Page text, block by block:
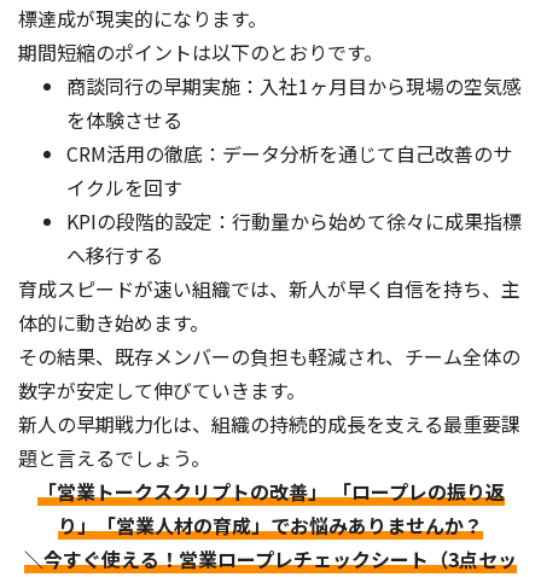
標達成が現実的になります。
期間短縮のポイントは以下のとおりです。
商談同行の早期実施：入社1ヶ月目から現場の空気感
を体験させる
CRM活用の徹底：データ分析を通じて自己改善のサ
イクルを回す
KPIの段階的設定：行動量から始めて徐々に成果指標
へ移行する
育成スピードが速い組織では、新人が早く自信を持ち、主
体的に動き始めます。
その結果、既存メンバーの負担も軽減され、チーム全体の
数字が安定して伸びていきます。
新人の早期戦力化は、組織の持続的成長を支える最重要課
題と言えるでしょう。
「営業トークスクリプトの改善」 「ロープレの振り返
り」「営業人材の育成」でお悩みありませんか？
＼今すぐ使える！営業ロープレチェックシート（3点セッ